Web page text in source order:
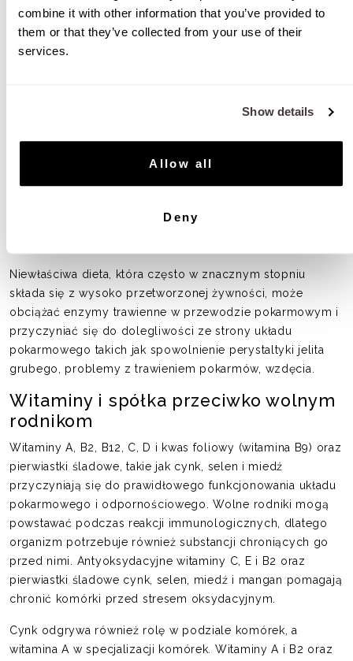
combine it with other information that you’ve provided to
them or that they’ve collected from your use of their
services.
Show details
Allow all
Deny
Zbilansowana dieta
Zrównoważona dieta i błonnik pokarmowy w
odpowiednich ilościach wspomagają zdrowe jelita.
ludzie, nie jesteśmy w stanie sami wytwarzać witamin,
pożywieniem. Dieta roślinna, unikanie przetworzonych
produktów, produkty zbożowe (np. otręby pszenne,
podstawą dla zdrowej flory jelitowej i pomagają poprawić
Niewłaściwa dieta, która często w znacznym stopniu
składa się z wysoko przetworzonej żywności, może
obciążać enzymy trawienne w przewodzie pokarmowym i
przyczyniać się do dolegliwości ze strony układu
pokarmowego takich jak spowolnienie perystaltyki jelita
grubego, problemy z trawieniem pokarmów, wzdęcia.
Witaminy i spółka przeciwko wolnym
rodnikom
Witaminy A, B2, B12, C, D i kwas foliowy (witamina B9) oraz
pierwiastki śladowe, takie jak cynk, selen i miedź
przyczyniają się do prawidłowego funkcjonowania układu
pokarmowego i odpornościowego. Wolne rodniki mogą
powstawać podczas reakcji immunologicznych, dlatego
organizm potrzebuje również substancji chroniących go
przed nimi. Antyoksydacyjne witaminy C, E i B2 oraz
pierwiastki śladowe cynk, selen, miedź i mangan pomagają
chronić komórki przed stresem oksydacyjnym.
Cynk odgrywa również rolę w podziale komórek, a
witamina A w specjalizacji komórek. Witaminy A i B2 oraz